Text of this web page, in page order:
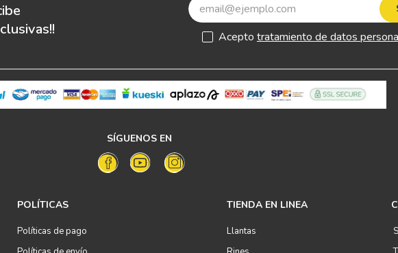
Acepto tratamiento de datos
SÍGUENOS EN
POLÍTICAS
Políticas de pago
TIENDA EN LINEA
Llantas